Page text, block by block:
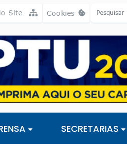
Site Cookies
Abrir
SECRETARIAS